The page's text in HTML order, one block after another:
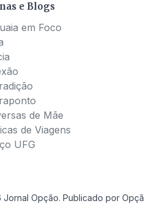
e Blogs
em Foco
de Mãe
de Viagens
UFG
Opção. Publicado por